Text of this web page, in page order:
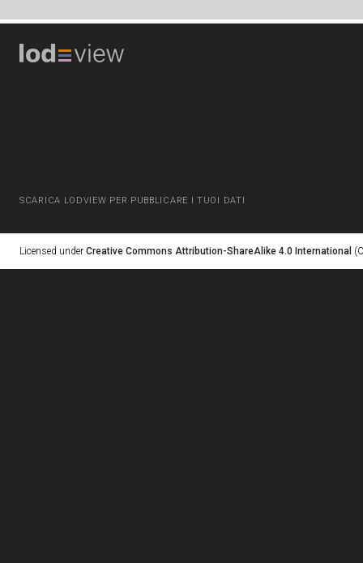
SCARICA LODVIEW PER PUBBLICARE I TUOI DATI
Licensed under Creative Commons Attribution-ShareAlike 4.0 International